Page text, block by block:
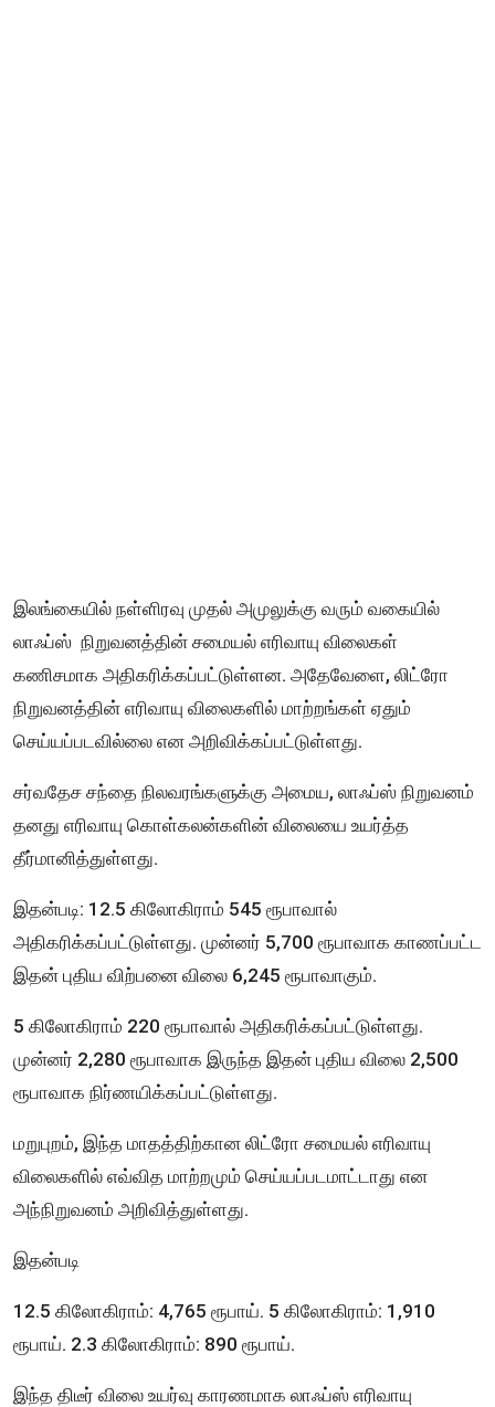
இலங்கையில் நள்ளிரவு முதல் அமுலுக்கு வரும் வகையில்
லாஃப்ஸ் நிறுவனத்தின் சமையல் எரிவாயு விலைகள்
கணிசமாக அதிகரிக்கப்பட்டுள்ளன. அதேவேளை, லிட்ரோ
நிறுவனத்தின் எரிவாயு விலைகளில் மாற்றங்கள் ஏதும்
செய்யப்படவில்லை என அறிவிக்கப்பட்டுள்ளது.
சர்வதேச சந்தை நிலவரங்களுக்கு அமைய, லாஃப்ஸ் நிறுவனம்
தனது எரிவாயு கொள்கலன்களின் விலையை உயர்த்த
தீர்மானித்துள்ளது.
இதன்படி: 12.5 கிலோகிராம் 545 ரூபாவால்
அதிகரிக்கப்பட்டுள்ளது. முன்னர் 5,700 ரூபாவாக காணப்பட்ட
இதன் புதிய விற்பனை விலை 6,245 ரூபாவாகும்.
5 கிலோகிராம் 220 ரூபாவால் அதிகரிக்கப்பட்டுள்ளது.
முன்னர் 2,280 ரூபாவாக இருந்த இதன் புதிய விலை 2,500
ரூபாவாக நிர்ணயிக்கப்பட்டுள்ளது.
மறுபுறம், இந்த மாதத்திற்கான லிட்ரோ சமையல் எரிவாயு
விலைகளில் எவ்வித மாற்றமும் செய்யப்படமாட்டாது என
அந்நிறுவனம் அறிவித்துள்ளது.
இதன்படி
12.5 கிலோகிராம்: 4,765 ரூபாய். 5 கிலோகிராம்: 1,910
ரூபாய். 2.3 கிலோகிராம்: 890 ரூபாய்.
இந்த திடீர் விலை உயர்வு காரணமாக லாஃப்ஸ் எரிவாயு